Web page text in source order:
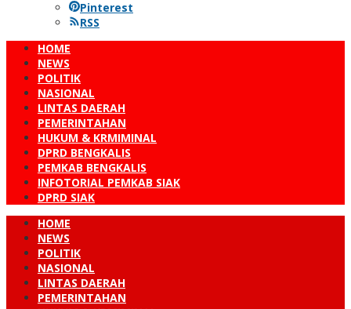
Pinterest
RSS
HOME
NEWS
POLITIK
NASIONAL
LINTAS DAERAH
PEMERINTAHAN
HUKUM & KRMIMINAL
DPRD BENGKALIS
PEMKAB BENGKALIS
INFOTORIAL PEMKAB SIAK
DPRD SIAK
HOME
NEWS
POLITIK
NASIONAL
LINTAS DAERAH
PEMERINTAHAN